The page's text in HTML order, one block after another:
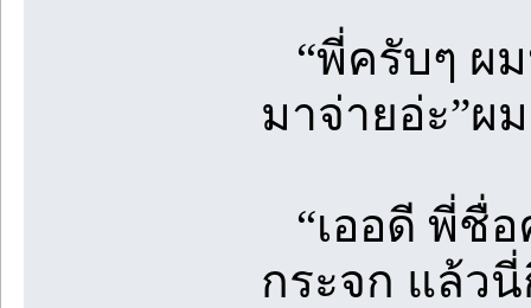
“พี่ครับๆ ผม
มาจ่ายอ่ะ”ผ
“เออดี พี่ชื่
กระจก แล้ว